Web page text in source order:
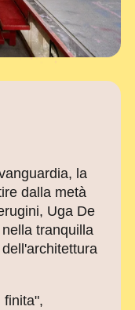
la
dalla metà
Uga De
tranquilla
finita",